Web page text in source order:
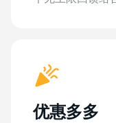
优惠多多